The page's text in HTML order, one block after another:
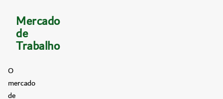
Mercado
de
Trabalho
O
mercado
de